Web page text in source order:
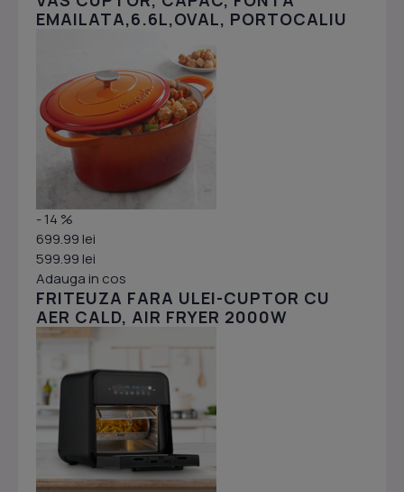
EMAILATA,6.6L,OVAL, PORTOCALIU
- 14 %
699.99 lei
599.99 lei
Adauga in cos
FRITEUZA FARA ULEI-CUPTOR CU
AER CALD, AIR FRYER 2000W